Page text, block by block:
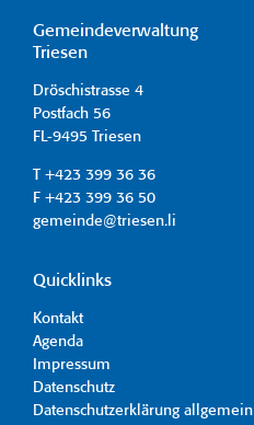
Gemeindeverwaltung
Triesen
Dröschistrasse 4
Postfach 56
FL-9495 Triesen
T +423 399 36 36
F +423 399 36 50
gemeinde@triesen.li
Quicklinks
Kontakt
Agenda
Impressum
Datenschutz
Datenschutzerklärung allgemein